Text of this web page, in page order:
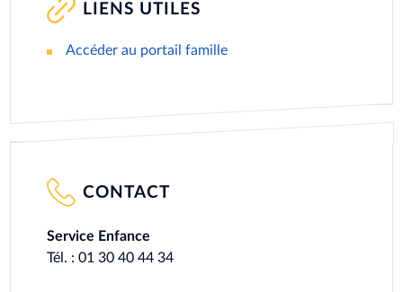
LIENS UTILES
Accéder au portail famille
CONTACT
Service Enfance
Tél. : 01 30 40 44 34